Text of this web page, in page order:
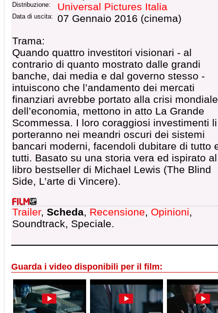
Distribuzione: Universal Pictures Italia
Data di uscita:
07 Gennaio 2016 (cinema)
Trama:
Quando quattro investitori visionari - al
contrario di quanto mostrato dalle grandi
banche, dai media e dal governo stesso -
intuiscono che l’andamento dei mercati
finanziari avrebbe portato alla crisi mondiale
dell’economia, mettono in atto La Grande
Scommessa. I loro coraggiosi investimenti li
porteranno nei meandri oscuri dei sistemi
bancari moderni, facendoli dubitare di tutto
tutti. Basato su una storia vera ed ispirato al
libro bestseller di Michael Lewis (The Blind
Side, L’arte di Vincere).
Trailer, Scheda, Recensione, Opinioni,
Soundtrack, Speciale.
Guarda i video disponibili per il film: